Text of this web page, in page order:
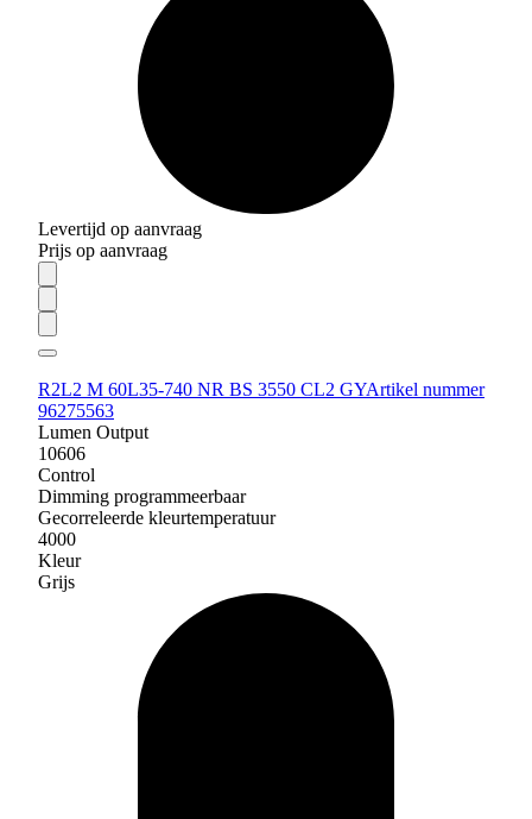
Levertijd op aanvraag
Prijs op aanvraag
R2L2 M 60L35-740 NR BS 3550 CL2 GYArtikel nummer
96275563
Lumen Output
10606
Control
Dimming programmeerbaar
Gecorreleerde kleurtemperatuur
4000
Kleur
Grijs